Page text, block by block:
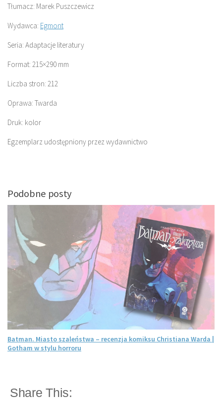
Tłumacz: Marek Puszczewicz
Wydawca: Egmont
Seria: Adaptacje literatury
Format: 215×290 mm
Liczba stron: 212
Oprawa: Twarda
Druk: kolor
Egzemplarz udostępniony przez wydawnictwo
Podobne posty
Batman. Miasto szaleństwa – recenzja komiksu Christiana Warda |
Gotham w stylu horroru
Share This: